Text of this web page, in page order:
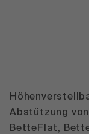
Abstützung
BetteFlat,